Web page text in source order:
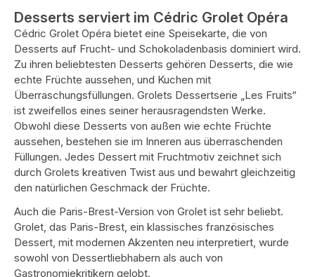
Desserts serviert im Cédric Grolet Opéra
Cédric Grolet Opéra bietet eine Speisekarte, die von
Desserts auf Frucht- und Schokoladenbasis dominiert wird.
Zu ihren beliebtesten Desserts gehören Desserts, die wie
echte Früchte aussehen, und Kuchen mit
Überraschungsfüllungen. Grolets Dessertserie „Les Fruits“
ist zweifellos eines seiner herausragendsten Werke.
Obwohl diese Desserts von außen wie echte Früchte
aussehen, bestehen sie im Inneren aus überraschenden
Füllungen. Jedes Dessert mit Fruchtmotiv zeichnet sich
durch Grolets kreativen Twist aus und bewahrt gleichzeitig
den natürlichen Geschmack der Früchte.
Auch die Paris-Brest-Version von Grolet ist sehr beliebt.
Grolet, das Paris-Brest, ein klassisches französisches
Dessert, mit modernen Akzenten neu interpretiert, wurde
sowohl von Dessertliebhabern als auch von
Gastronomiekritikern gelobt.